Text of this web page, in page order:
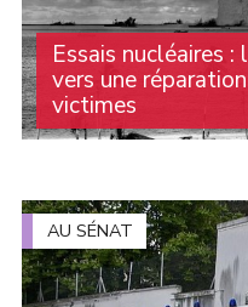
Essais nucléaires
vers une
victimes
Pendant des décennies,
Beaucoup ont développé
AU SÉNAT